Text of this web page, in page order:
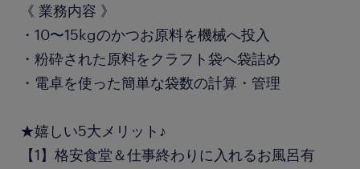
《 業務内容 》
・10〜15kgのかつお原料を機械へ投入
・粉砕された原料をクラフト袋へ袋詰め
・電卓を使った簡単な袋数の計算・管理
★嬉しい5大メリット♪
【1】格安食堂＆仕事終わりに入れるお風呂有